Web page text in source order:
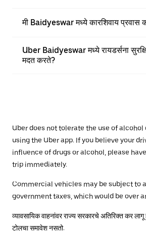
मी Baidyeswar मध्ये कारशिवाय
Uber Baidyeswar मध्ये रायडर्सना
मदत करते?
Uber does not tolerate the use of alcohol
using the Uber app. If you believe your
influence of drugs or alcohol, please
trip immediately.
Commercial vehicles may be subject to
government taxes, which would be over
व्यावसायिक वाहनांवर राज्य सरकारचे अतिरिक्त कर
टोलचा समावेश नसतो.